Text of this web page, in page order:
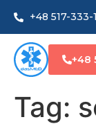
+48 517-333-
+48
Tag: